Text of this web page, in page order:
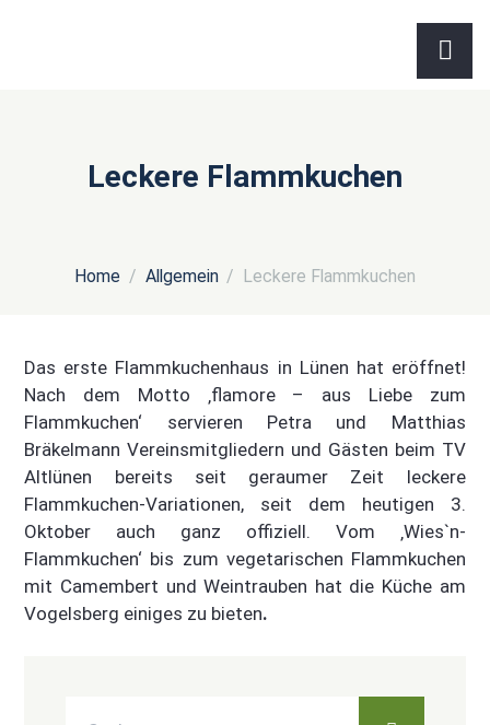
Leckere Flammkuchen
Home Allgemein Leckere Flammkuchen
Das erste Flammkuchenhaus in Lünen hat eröffnet!
Nach dem Motto ‚flamore – aus Liebe zum
Flammkuchen‘ servieren Petra und Matthias
Bräkelmann Vereinsmitgliedern und Gästen beim TV
Altlünen bereits seit geraumer Zeit leckere
Flammkuchen-Variationen, seit dem heutigen 3.
Oktober auch ganz offiziell. Vom ‚Wies`n-
Flammkuchen‘ bis zum vegetarischen Flammkuchen
mit Camembert und Weintrauben hat die Küche am
Vogelsberg einiges zu bieten.